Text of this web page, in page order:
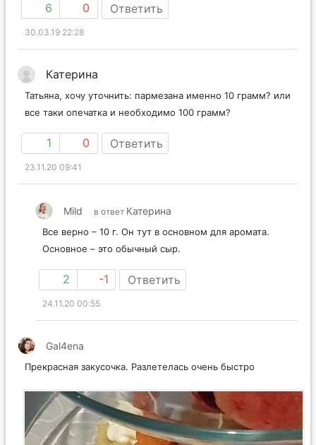
6 0 Ответить
30.03.19 22:28
Татьяна, хочу уточнить: пармезана именно 10 грамм? или
1 0 Ответить
23.11.20 09:41
в ответ
Все верно – 10 г. Он тут в основном для аромата.
2 -1 Ответить
24.11.20 00:55